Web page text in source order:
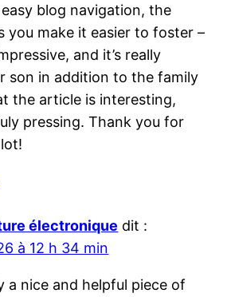
blog navigation, the
you make it easier to foster –
and it’s really
son in addition to the family
the article is interesting,
pressing. Thank you for
électronique dit :
à 12 h 34 min
a nice and helpful piece of